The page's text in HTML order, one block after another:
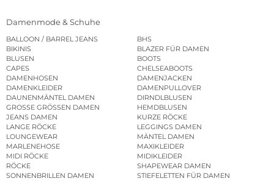
Damenmode & Schuhe
BALLOON / BARREL JEANS
BHS
BIKINIS
BLAZER FÜR DAMEN
BLUSEN
BOOTS
CAPES
CHELSEABOOTS
DAMENHOSEN
DAMENJACKEN
DAMENKLEIDER
DAMENPULLOVER
DAUNENMÄNTEL DAMEN
DIRNDLBLUSEN
GROSSE GRÖSSEN DAMEN
HEMDBLUSEN
JEANS DAMEN
KURZE RÖCKE
LANGE RÖCKE
LEGGINGS DAMEN
LOUNGEWEAR
MÄNTEL DAMEN
MARLENEHOSE
MAXIKLEIDER
MIDI RÖCKE
MIDIKLEIDER
RÖCKE
SHAPEWEAR DAMEN
SONNENBRILLEN DAMEN
STIEFELETTEN FÜR DAMEN